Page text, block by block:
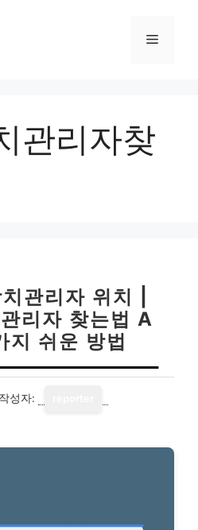
메
관리자찾
관리자 위치 |
리자 찾는법 A
쉬운 방법
작성자: